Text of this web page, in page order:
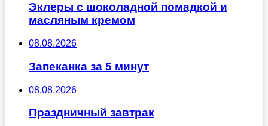
Эклеры с шоколадной помадкой и
масляным кремом
08.08.2026
Запеканка за 5 минут
08.08.2026
Праздничный завтрак